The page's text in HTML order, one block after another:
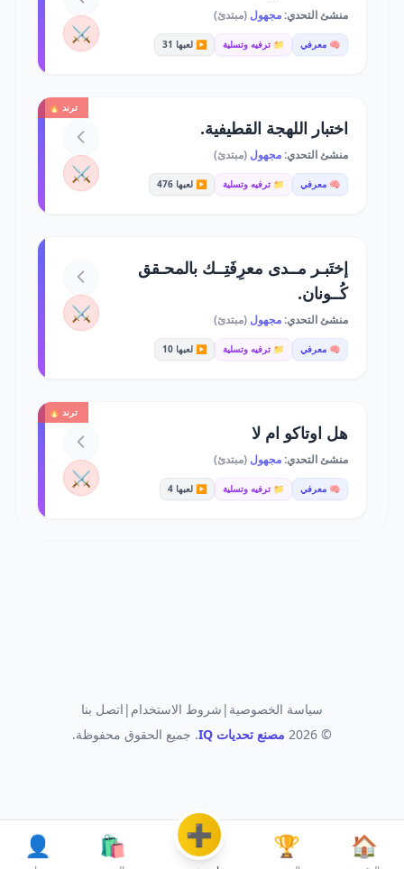
منشئ التحدي:مجهول (مبتدئ)
🧠 معرفي 📁 ترفيه وتسلية ▶️ لعبها 31 ⚔️
ترند 🔥
اختبار اللهجة القطيفية.
منشئ التحدي:مجهول (مبتدئ)
🧠 معرفي 📁 ترفيه وتسلية ▶️ لعبها 476 ⚔️
إختَبـر مــدى معرِفَتِــك بالمحـقق
كُــونان.
منشئ التحدي:مجهول (مبتدئ)
🧠 معرفي 📁 ترفيه وتسلية ▶️ لعبها 10
⚔️
ترند 🔥
هل اوتاكو ام لا
منشئ التحدي:مجهول (مبتدئ)
🧠 معرفي 📁 ترفيه وتسلية ▶️ لعبها 4 ⚔️
🏠
🏆
➕
🛍️
👤
سياسة الخصوصية | شروط الاستخدام | اتصل بنا
© 2026
مصنع تحديات IQ . جميع الحقوق محفوظة.